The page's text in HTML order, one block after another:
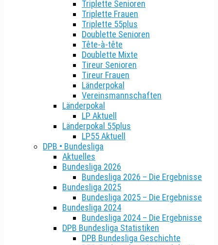
Triplette Senioren
Triplette Frauen
Triplette 55plus
Doublette Senioren
Tête-à-tête
Doublette Mixte
Tireur Senioren
Tireur Frauen
Länderpokal
Vereinsmannschaften
Länderpokal
LP Aktuell
Länderpokal 55plus
LP55 Aktuell
DPB • Bundesliga
Aktuelles
Bundesliga 2026
Bundesliga 2026 – Die Ergebnisse
Bundesliga 2025
Bundesliga 2025 – Die Ergebnisse
Bundesliga 2024
Bundesliga 2024 – Die Ergebnisse
DPB Bundesliga Statistiken
DPB Bundesliga Geschichte